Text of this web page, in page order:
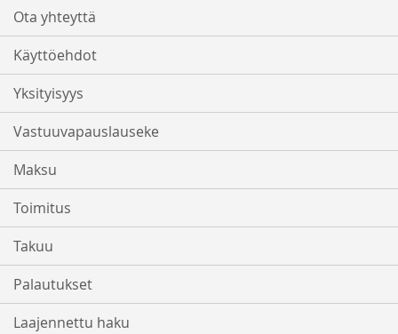
Ota yhteyttä
Käyttöehdot
Yksityisyys
Vastuuvapauslauseke
Maksu
Toimitus
Takuu
Palautukset
Laajennettu haku